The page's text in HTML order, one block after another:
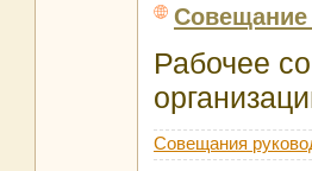
Совещание
Рабочее
Совещания